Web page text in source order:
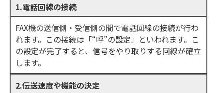
1.電話回線の接続
FAX機の送信側・受信側の間で電話回線の接続が行わ
れます。この接続は「“呼”の設定」といわれます。こ
の設定が完了すると、信号をやり取りする回線が確立
します。
2.伝送速度や機能の決定